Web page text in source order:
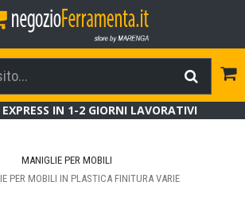
IN 1-2 GIORNI LAVORATIVI
MANIGLIE PER MOBILI
PER MOBILI IN PLASTICA FINITURA VARIE